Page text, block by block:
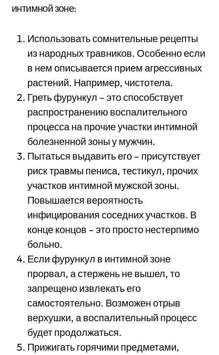
интимной зоне:
Использовать сомнительные рецепты
из народных травников. Особенно если
в нем описывается прием агрессивных
растений. Например, чистотела.
Греть фурункул – это способствует
распространению воспалительного
процесса на прочие участки интимной
болезненной зоны у мужчин.
Пытаться выдавить его – присутствует
риск травмы пениса, тестикул, прочих
участков интимной мужской зоны.
Повышается вероятность
инфицирования соседних участков. В
конце концов – это просто нестерпимо
больно.
Если фурункул в интимной зоне
прорвал, а стержень не вышел, то
запрещено извлекать его
самостоятельно. Возможен отрыв
верхушки, а воспалительный процесс
будет продолжаться.
Прижигать горячими предметами,